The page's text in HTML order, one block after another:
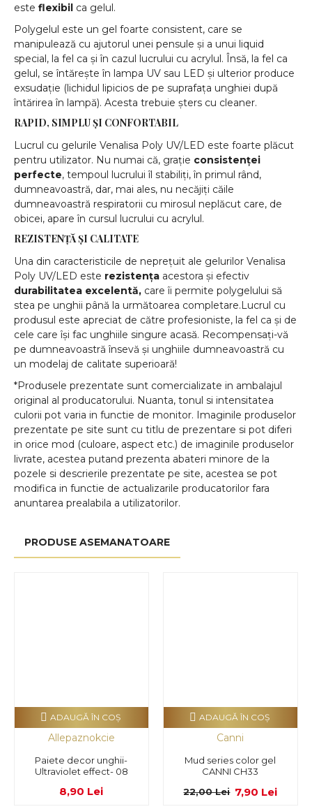
este flexibil ca gelul.
Polygelul este un gel foarte consistent, care se
manipulează cu ajutorul unei pensule și a unui liquid
special, la fel ca și în cazul lucrului cu acrylul. Însă, la fel ca
gelul, se întărește în lampa UV sau LED și ulterior produce
exsudație (lichidul lipicios de pe suprafața unghiei după
întărirea în lampă). Acesta trebuie șters cu cleaner.
RAPID, SIMPLU ȘI CONFORTABIL
Lucrul cu gelurile Venalisa Poly UV/LED este foarte plăcut
pentru utilizator. Nu numai că, grație consistenței
perfecte, tempoul lucrului îl stabiliți, în primul rând,
dumneavoastră, dar, mai ales, nu necăjiți căile
dumneavoastră respiratorii cu mirosul neplăcut care, de
obicei, apare în cursul lucrului cu acrylul.
REZISTENȚĂ ȘI CALITATE
Una din caracteristicile de neprețuit ale gelurilor Venalisa
Poly UV/LED este rezistența acestora și efectiv
durabilitatea excelentă, care îi permite polygelului să
stea pe unghii până la următoarea completare.Lucrul cu
produsul este apreciat de către profesioniste, la fel ca și de
cele care își fac unghiile singure acasă. Recompensați-vă
pe dumneavoastră însevă și unghiile dumneavoastră cu
un modelaj de calitate superioară!
*Produsele prezentate sunt comercializate in ambalajul
original al producatorului. Nuanta, tonul si intensitatea
culorii pot varia in functie de monitor. Imaginile produselor
prezentate pe site sunt cu titlu de prezentare si pot diferi
in orice mod (culoare, aspect etc.) de imaginile produselor
livrate, acestea putand prezenta abateri minore de la
pozele si descrierile prezentate pe site, acestea se pot
modifica in functie de actualizarile producatorilor fara
anuntarea prealabila a utilizatorilor.
PRODUSE ASEMANATOARE
Allepaznokcie
Paiete decor unghii-
Ultraviolet effect- 08
8,90 Lei
ADAUGĂ ÎN COŞ
Canni
Mud series color gel
CANNI CH33
7,90 Lei
22,00 Lei
ADAUGĂ ÎN COŞ